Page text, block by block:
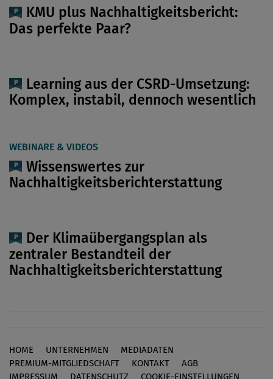
KMU plus Nachhaltigkeitsbericht:
Das perfekte Paar?
Learning aus der CSRD-Umsetzung:
Komplex, instabil, dennoch wesentlich
WEBINARE & VIDEOS
Wissenswertes zur
Nachhaltigkeitsberichterstattung
Der Klimaübergangsplan als
zentraler Bestandteil der
Nachhaltigkeitsberichterstattung
Footer
HOME UNTERNEHMEN
MEDIADATEN
PREMIUM-MITGLIEDSCHAFT
KONTAKT
AGB
IMPRESSUM
DATENSCHUTZ COOKIE-EINSTELLUNGEN